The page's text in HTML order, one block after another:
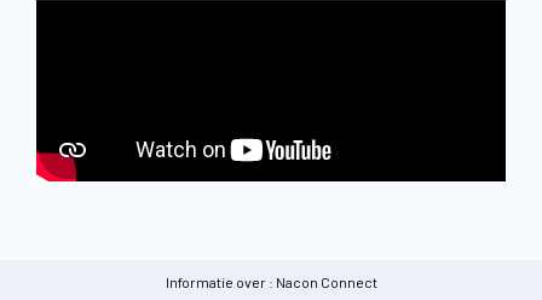
Informatie over : Nacon Connect